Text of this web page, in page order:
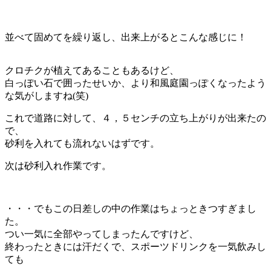
並べて固めてを繰り返し、出来上がるとこんな感じに！
クロチクが植えてあることもあるけど、
白っぽい石で囲ったせいか、より和風庭園っぽくなったよう
な気がしますね(笑)
これで道路に対して、４，５センチの立ち上がりが出来たの
で、
砂利を入れても流れないはずです。
次は砂利入れ作業です。
・・・でもこの日差しの中の作業はちょっときつすぎまし
た。
つい一気に全部やってしまったんですけど、
終わったときには汗だくで、スポーツドリンクを一気飲みし
ても